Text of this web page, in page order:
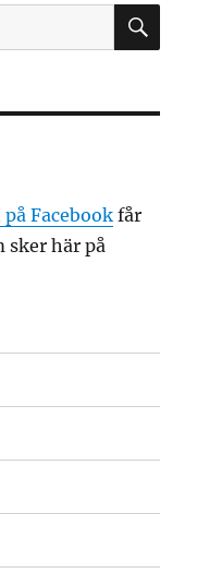
Facebook får
sker här på